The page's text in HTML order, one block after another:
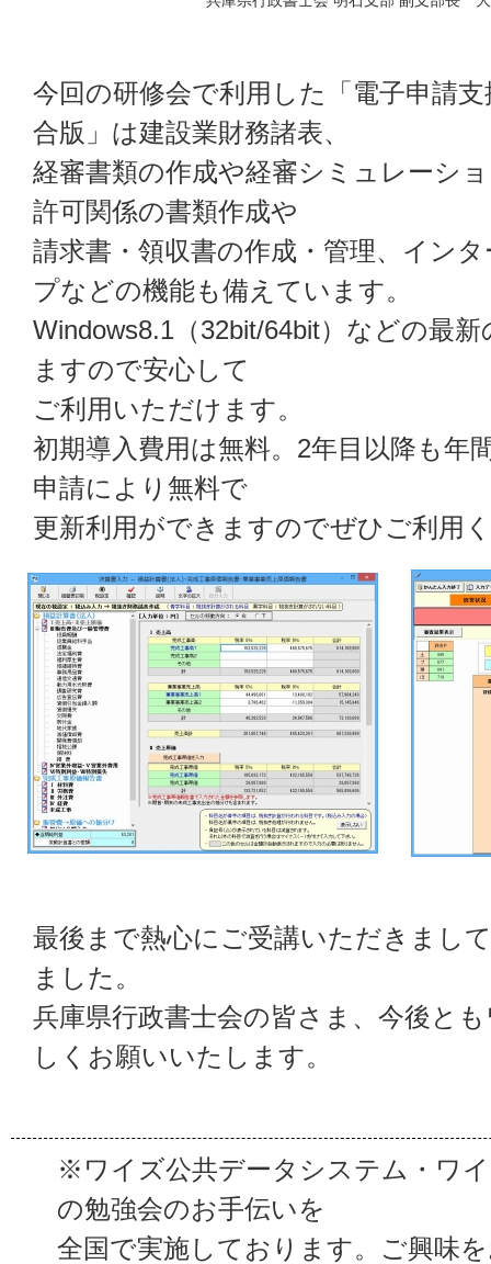
今回の研修会で利用した「電子申請
合版」は建設業財務諸表、
経審書類の作成や経審シミュレーシ
許可関係の書類作成や
請求書・領収書の作成・管理、イン
プなどの機能も備えています。
Windows8.1（32bit/64bit）などの最
ますので安心して
ご利用いただけます。
初期導入費用は無料。2年目以降も年
申請により無料で
更新利用ができますのでぜひご利用
最後まで熱心にご受講いただきまし
ました。
兵庫県行政書士会の皆さま、今後と
しくお願いいたします。
※ワイズ公共データシステム・ワ
の勉強会のお手伝いを
全国で実施しております。ご興味